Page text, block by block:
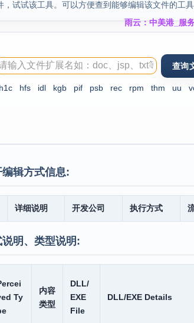
试试该工具。可以方便查到能够编辑该文件的工具
雨云：中美港_服
h1c hfs idl kgb pif psb rec rpm thm uu
辑方式信息:
详细说明 开发公司 执行方式
明、类型说明:
Ty
内容
类型
DLL/
EXE
File
DLL/EXE Details